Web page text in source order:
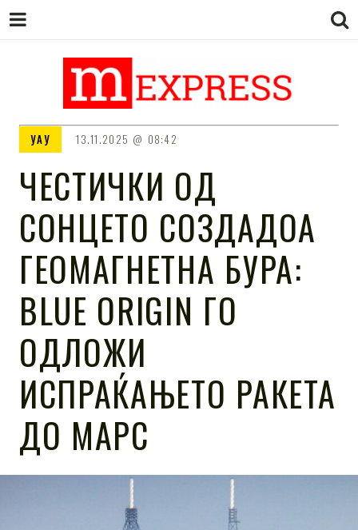
M EXPRESS
УАУ 13.11.2025 08:42
ЧЕСТИЧКИ ОД
СОНЦЕТО СОЗДАДОА
ГЕОМАГНЕТНА БУРА:
BLUE ORIGIN ГО
ОДЛОЖИ
ИСПРАЌАЊЕТО РАКЕТА
ДО МАРС